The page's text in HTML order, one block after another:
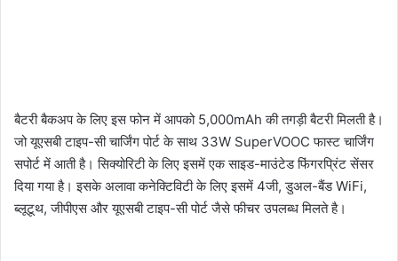
बैटरी बैकअप के लिए इस फोन में आपको 5,000mAh की तगड़ी बैटरी मिलती है।
जो यूएसबी टाइप-सी चार्जिंग पोर्ट के साथ 33W SuperVOOC फास्ट चार्जिंग
सपोर्ट में आती है। सिक्योरिटी के लिए इसमें एक साइड-माउंटेड फिंगरप्रिंट सेंसर
दिया गया है। इसके अलावा कनेक्टिविटी के लिए इसमें 4जी, डुअल-बैंड WiFi,
ब्लूटूथ, जीपीएस और यूएसबी टाइप-सी पोर्ट जैसे फीचर उपलब्ध मिलते है।